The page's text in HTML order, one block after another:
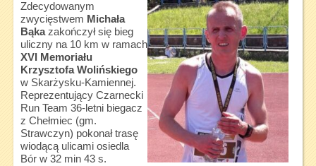
Zdecydowanym
zwycięstwem Michała
Bąkazakończył się bieg
uliczny na 10 km w ramach
XVI Memoriału
Krzysztofa Wolińskiego
w Skarżysku-Kamiennej.
Reprezentujący Czarnecki
Run Team 36-letni biegacz
z Chełmiec (gm.
Strawczyn) pokonał trasę
wiodącą ulicami osiedla
Bór w 32 min 43 s.